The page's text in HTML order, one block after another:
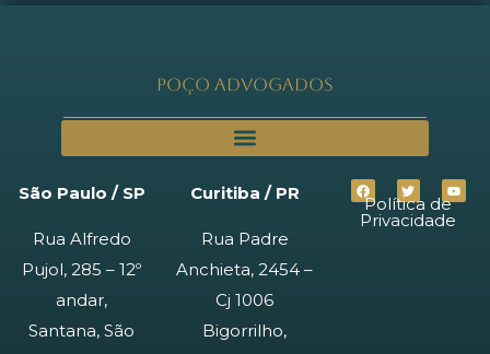
Poço Advogados
São Paulo / SP
Rua Alfredo
Pujol, 285 – 12º
andar,
Santana, São
Curitiba / PR
Rua Padre
Anchieta, 2454 –
Cj 1006
Bigorrilho,
Política de
Privacidade